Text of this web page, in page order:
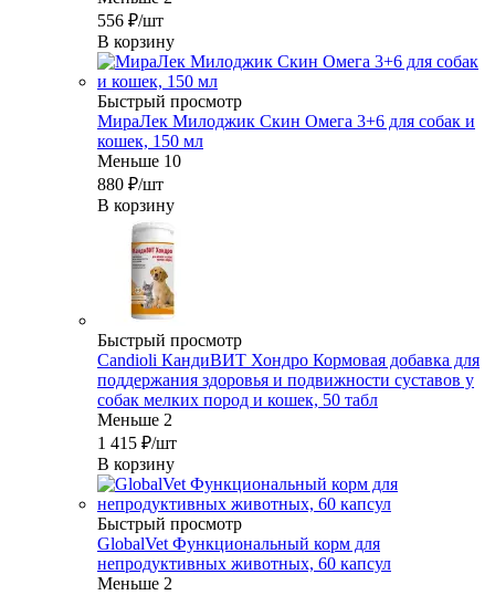
556 ₽/шт
В корзину
Быстрый просмотр
МираЛек Милоджик Скин Омега 3+6 для собак и
кошек, 150 мл
Меньше 10
880 ₽/шт
В корзину
Быстрый просмотр
Candioli КандиВИТ Хондро Кормовая добавка для
поддержания здоровья и подвижности суставов у
собак мелких пород и кошек, 50 табл
Меньше 2
1 415 ₽/шт
В корзину
Быстрый просмотр
GlobalVet Функциональный корм для
непродуктивных животных, 60 капсул
Меньше 2